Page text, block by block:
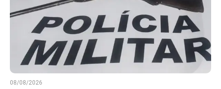
08/08/2026